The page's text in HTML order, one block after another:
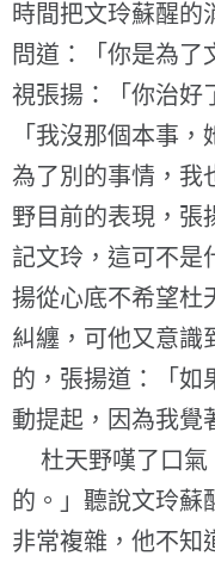
時間把文玲蘇醒
問道：「你是為
視張揚：「你治
「我沒那個本事
為了別的事情，我
野目前的表現，張
記文玲，這可不是
揚從心底不希望杜
糾纏，可他又意識
的，張揚道：「如
動提起，因為我覺
杜天野嘆了口氣
的。」聽說文玲蘇
非常複雜，他不知